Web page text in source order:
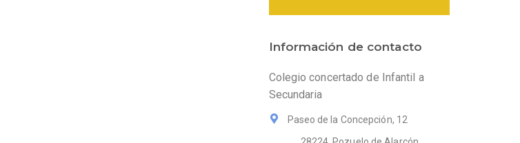
Información de contacto
Colegio concertado de Infantil a
Secundaria
Paseo de la Concepción, 12